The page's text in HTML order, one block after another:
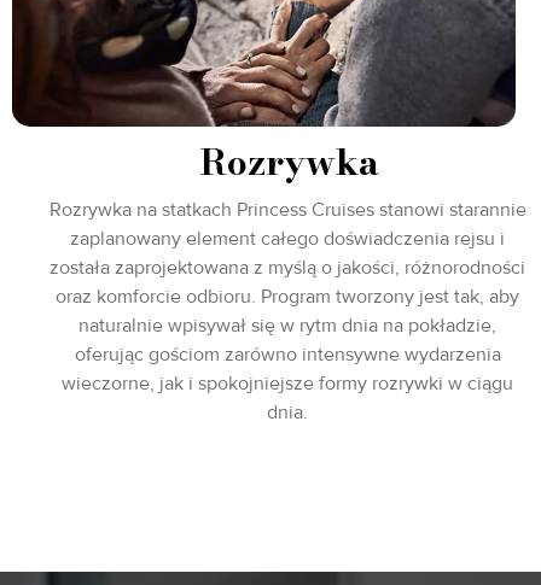
Rozrywka
Rozrywka na statkach Princess Cruises stanowi starannie
zaplanowany element całego doświadczenia rejsu i
została zaprojektowana z myślą o jakości, różnorodności
oraz komforcie odbioru. Program tworzony jest tak, aby
naturalnie wpisywał się w rytm dnia na pokładzie,
oferując gościom zarówno intensywne wydarzenia
wieczorne, jak i spokojniejsze formy rozrywki w ciągu
dnia.